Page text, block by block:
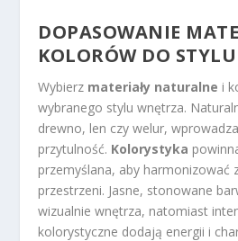
DOPASOWANIE
KOLORÓW DO
Wybierz materiały naturalne i
wybranego stylu wnętrza.
drewno, len czy welur,
przytulność. Kolorystyka
przemyślana, aby harmonizować
przestrzeni. Jasne, stonowane
wizualnie wnętrza, natomiast
kolorystyczne dodają energii i